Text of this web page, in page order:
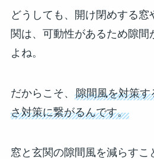
どうしても、開け閉めする
関は、可動性があるため隙間
よね。
だからこそ、 隙間風を対策
さ対策に繋がるんです。
窓と玄関の隙間風を減らすこ